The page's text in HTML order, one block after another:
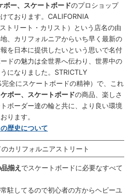
ボー、スケートボードのプロショップ
ております。CALIFORNIA
トリート・カリスト）という店名の由
、カリフォルニアからいち早く最新の
を日本に提供したいという思いで名付
ドの魅力は全世界へ伝わり、世界中の
になりました。STRICTLY
全にスケートボードの精神）で、これ
ケボー、スケートボードの商品、楽しさ
ボーダー達の輪と共に、より良い環境
ります。
歴史について
カリフォルニアストリート
揃え でスケートボードに必要なすべて
駐してるので初心者の方からヘビーユ